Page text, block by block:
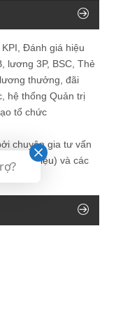
Đánh giá hiệu
lương 3P, BSC, Thẻ
thưởng, đãi
hệ thống Quản trị
tổ chức
chuyên gia tư vấn
(giới thiệu) và các
sự.